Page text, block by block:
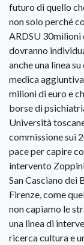
futuro di quello
non solo perché
ARDSU 30milioni
dovranno
anche una linea
medica
milioni di euro e
borse di
Università
commissione sui
pace per capire
intervento
San Casciano dei
Firenze, come
non capiamo le
una linea di
ricerca cultura e